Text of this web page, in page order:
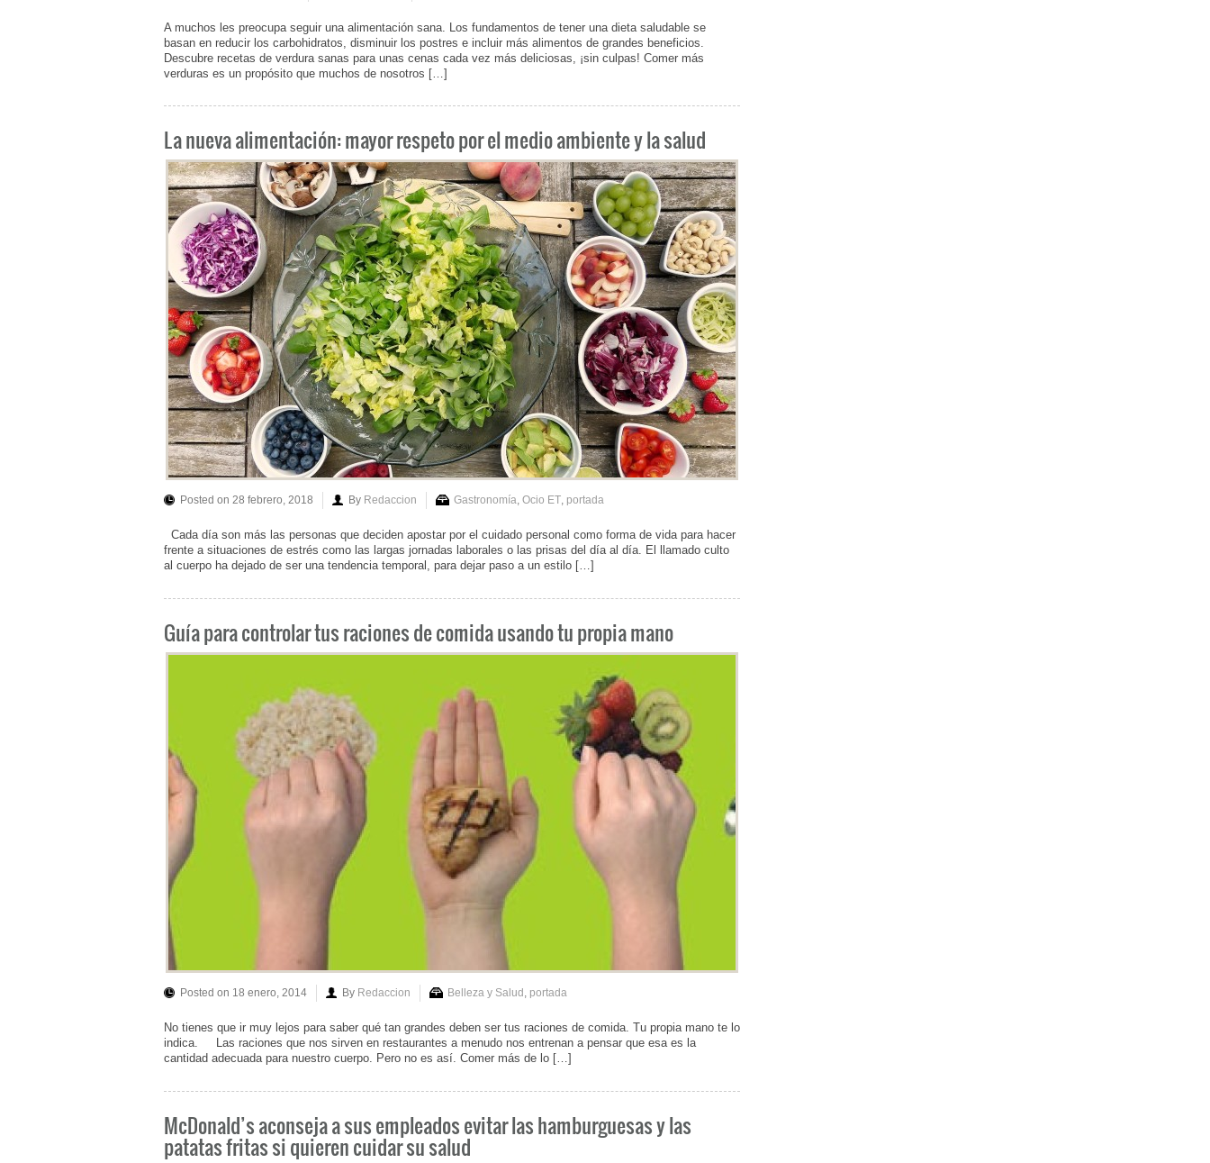
A muchos les preocupa seguir una alimentación sana. Los fundamentos de tener una dieta saludable se
basan en reducir los carbohidratos, disminuir los postres e incluir más alimentos de grandes beneficios.
Descubre recetas de verdura sanas para unas cenas cada vez más deliciosas, ¡sin culpas! Comer más
verduras es un propósito que muchos de nosotros […]
La nueva alimentación: mayor respeto por el medio ambiente y la salud
Posted on 28 febrero, 2018 By Redaccion Gastronomía, Ocio ET, portada
Cada día son más las personas que deciden apostar por el cuidado personal como forma de vida para hacer
frente a situaciones de estrés como las largas jornadas laborales o las prisas del día al día. El llamado culto
al cuerpo ha dejado de ser una tendencia temporal, para dejar paso a un estilo […]
Guía para controlar tus raciones de comida usando tu propia mano
Posted on 18 enero, 2014 By Redaccion Belleza y Salud , portada
No tienes que ir muy lejos para saber qué tan grandes deben ser tus raciones de comida. Tu propia mano te lo
indica. Las raciones que nos sirven en restaurantes a menudo nos entrenan a pensar que esa es la
cantidad adecuada para nuestro cuerpo. Pero no es así. Comer más de lo […]
McDonald’s aconseja a sus empleados evitar las hamburguesas y las
patatas fritas si quieren cuidar su salud